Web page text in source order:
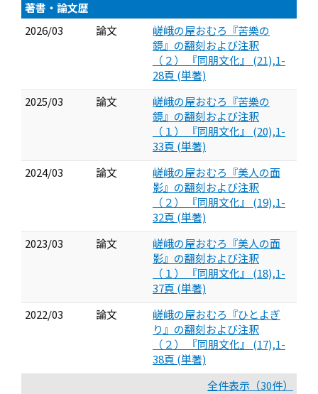
著書・論文歴
2026/03
論文
嵯峨の屋おむろ『苦樂の
鏡』の翻刻および注釈
（２） 『同朋文化』 (21),1-
28頁 (単著)
2025/03
論文
嵯峨の屋おむろ『苦樂の
鏡』の翻刻および注釈
（１） 『同朋文化』 (20),1-
33頁 (単著)
2024/03
論文
嵯峨の屋おむろ『美人の面
影』の翻刻および注釈
（２） 『同朋文化』 (19),1-
32頁 (単著)
2023/03
論文
嵯峨の屋おむろ『美人の面
影』の翻刻および注釈
（１） 『同朋文化』 (18),1-
37頁 (単著)
2022/03
論文
嵯峨の屋おむろ『ひとよぎ
り』の翻刻および注釈
（２） 『同朋文化』 (17),1-
38頁 (単著)
全件表示（30件）